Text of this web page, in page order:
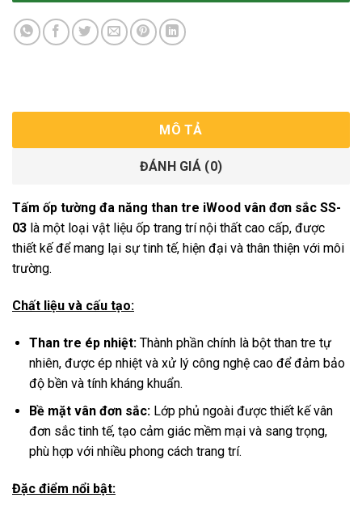
MÔ TẢ
ĐÁNH GIÁ (0)
Tấm ốp tường đa năng than tre iWood vân đơn sắc SS-
03 là một loại vật liệu ốp trang trí nội thất cao cấp, được
thiết kế để mang lại sự tinh tế, hiện đại và thân thiện với môi
trường.
Chất liệu và cấu tạo:
Than tre ép nhiệt:Thành phần chính là bột than tre tự
nhiên, được ép nhiệt và xử lý công nghệ cao để đảm bảo
độ bền và tính kháng khuẩn.
Bề mặt vân đơn sắc:Lớp phủ ngoài được thiết kế vân
đơn sắc tinh tế, tạo cảm giác mềm mại và sang trọng,
phù hợp với nhiều phong cách trang trí.
Đặc điểm nổi bật: